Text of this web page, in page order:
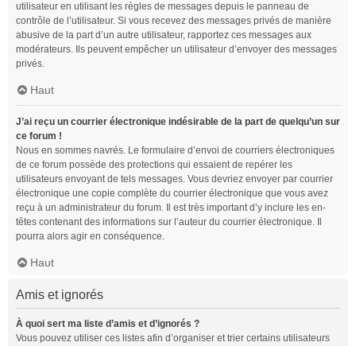
utilisateur en utilisant les règles de messages depuis le panneau de
contrôle de l’utilisateur. Si vous recevez des messages privés de manière
abusive de la part d’un autre utilisateur, rapportez ces messages aux
modérateurs. Ils peuvent empêcher un utilisateur d’envoyer des messages
privés.
Haut
J’ai reçu un courrier électronique indésirable de la part de quelqu’un sur
ce forum !
Nous en sommes navrés. Le formulaire d’envoi de courriers électroniques
de ce forum possède des protections qui essaient de repérer les
utilisateurs envoyant de tels messages. Vous devriez envoyer par courrier
électronique une copie complète du courrier électronique que vous avez
reçu à un administrateur du forum. Il est très important d’y inclure les en-
têtes contenant des informations sur l’auteur du courrier électronique. Il
pourra alors agir en conséquence.
Haut
Amis et ignorés
À quoi sert ma liste d’amis et d’ignorés ?
Vous pouvez utiliser ces listes afin d’organiser et trier certains utilisateurs